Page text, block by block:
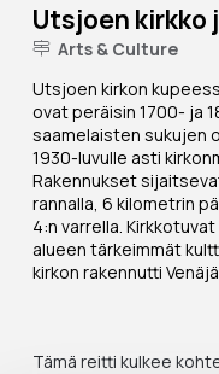
Utsjoen kirkko
Arts & Culture
Utsjoen kirkon
ovat peräisin 1700- ja
saamelaisten sukujen
1930-luvulle asti
Rakennukset
rannalla, 6 kilometrin
4:n varrella.
alueen tärkeimmät
kirkon rakennutti
Tämä reitti kulkee